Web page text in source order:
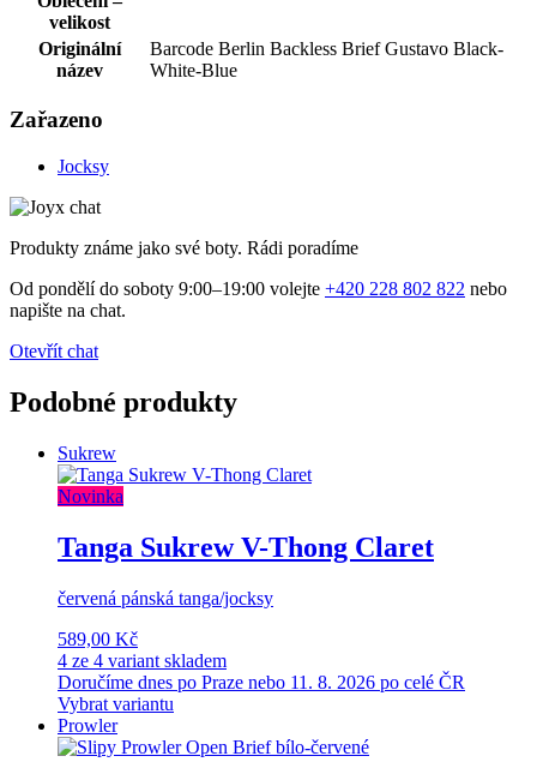
velikost
Originální
název
Barcode Berlin Backless Brief Gustavo Black-
White-Blue
Zařazeno
Jocksy
Produkty známe jako své boty. Rádi poradíme
Od pondělí do soboty 9:00–19:00 volejte +420 228 802 822 nebo
napište na chat.
Otevřít chat
Podobné produkty
Sukrew
Novinka
Tanga Sukrew V-Thong Claret
červená pánská tanga/jocksy
589,00 Kč
4 ze 4 variant skladem
Doručíme dnes po Praze nebo 11. 8. 2026 po celé ČR
Vybrat variantu
Prowler